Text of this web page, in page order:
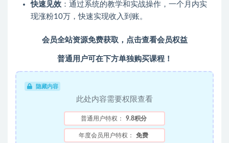
快速见效 ：通过系统的教学和实战操作，一个月内实
现涨粉10万，快速实现收入到账。
会员全站资源免费获取，点击查看会员权益
普通用户可在下方单独购买课程！
隐藏内容
此处内容需要权限查看
普通用户特权： 9.8积分
年度会员用户特权： 免费